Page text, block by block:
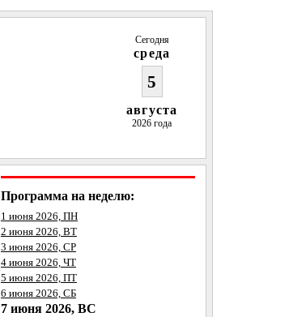
Сегодня
среда
5
августа
2026 года
Программа на неделю:
1 июня 2026, ПН
2 июня 2026, ВТ
3 июня 2026, СР
4 июня 2026, ЧТ
5 июня 2026, ПТ
6 июня 2026, СБ
7 июня 2026, ВС